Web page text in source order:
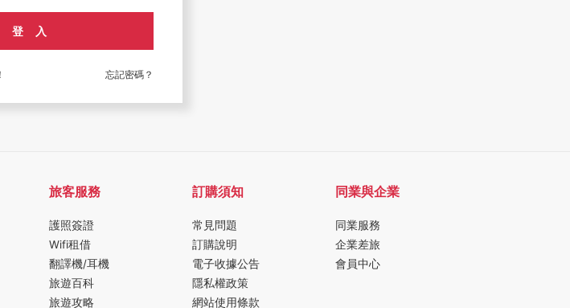
登 入
忘記密碼？
旅客服務
護照簽證
Wifi租借
翻譯機/耳機
旅遊百科
旅遊攻略
訂購須知
常見問題
訂購說明
電子收據公告
隱私權政策
網站使用條款
同業與企業
同業服務
企業差旅
會員中心